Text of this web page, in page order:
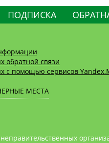
ПОДПИСКА
обратной связи
с помощью сервисов
МЕСТА